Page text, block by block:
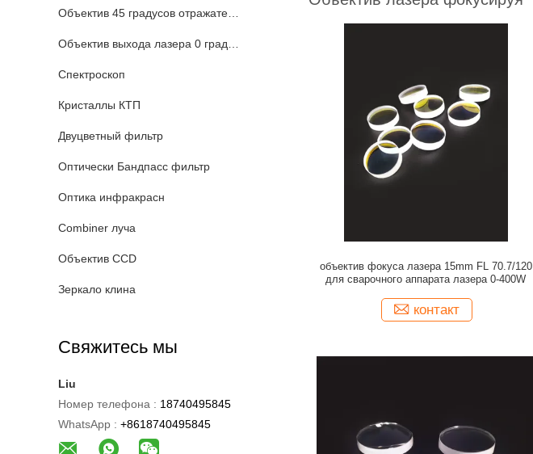
Объектив 45 градусов отражательный
Объектив выхода лазера 0 градусов
Спектроскоп
Кристаллы КТП
Двуцветный фильтр
Оптически Бандпасс фильтр
Оптика инфракрасн
Combiner луча
Объектив CCD
Зеркало клина
Свяжитесь мы
Liu
Номер телефона : 18740495845
WhatsApp : +8618740495845
объектив фокуса лазера 15mm FL 70.7/120
для сварочного аппарата лазера 0-400W
контакт